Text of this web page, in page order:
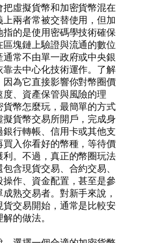
虛擬貨幣和加密貨幣混在
兩者常被交替使用，但加
指的是使用密碼學技術確保
塊鏈上驗證與流通的數位
常不由單一政府或中央銀
去中心化技術運作。了解
為它直接影響你對幣圈價
、資產保管與風險的理
幣怎麼玩，最簡單的方式
貨幣交易所開戶，完成身
行轉帳、信用卡或其他支
入你看好的幣種，等待價
。不過，真正的幣圈玩法
含現貨交易、合約交易、
操作、資金配置，甚至是參
熟交易者。對新手來說，
貨交易開始，通常是比較安
的做法。